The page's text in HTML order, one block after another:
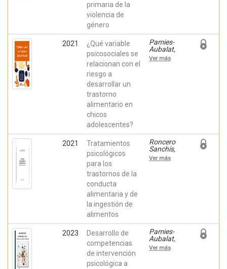
primaria de la
violencia de
género
Terol
Cantero,
M. Carmen
2021
¿Qué variable
psicosociales se
relacionan con el
riesgo a
desarrollar un
trastorno
alimentario en
chicos
adolescentes?
Pamies-
Aubalat,
Lidia; León
Zarceño,
José
Ver más
2021
Tratamientos
psicológicos
para los
trastornos de la
conducta
alimentaria y de
la ingestión de
alimentos
Roncero
Sanchís,
María;
Carrasco
YOLANDA
Ver más
2023
Desarrollo de
competencias
de intervención
psicológica a
Pamies-
Aubalat,
Lidia;
Nardi-
Ver más